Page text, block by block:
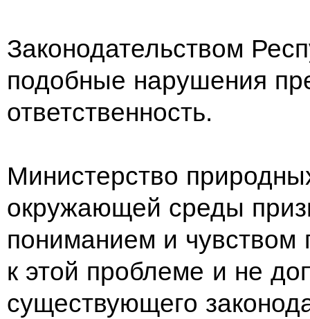
Законодательством
подобные нарушения
ответственность.
Министерство
окружающей среды
пониманием и чувством
к этой проблеме и не
существующего